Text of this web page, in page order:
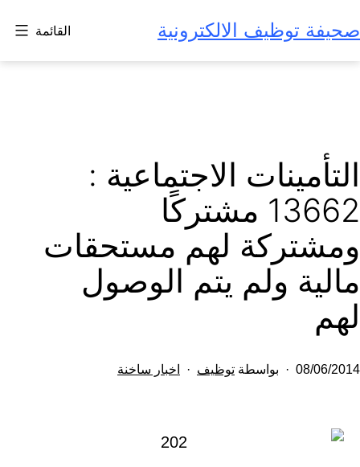
إلى
المحتوى
صحيفة توظيف الالكترونية القائمة
التأمينات الاجتماعية :
13662 مشتركًا
ومشتركة لهم مستحقات
مالية ولم يتم الوصول
لهم
تم
08/06/2014 بواسطة توظيف
مصنف
اخبار ساخنة